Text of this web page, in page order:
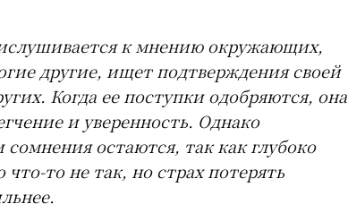
к мнению окружающих,
другие, ищет подтверждения своей
Когда ее поступки одобряются, она
и уверенность. Однако
остаются, так как глубоко
то не так, но страх потерять